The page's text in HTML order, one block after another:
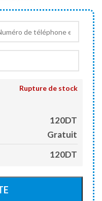
Rupture de stock
120DT
Gratuit
120DT